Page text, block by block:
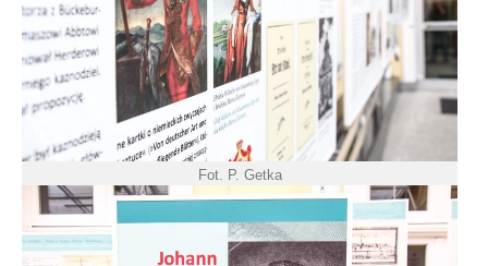
Fot. P. Getka